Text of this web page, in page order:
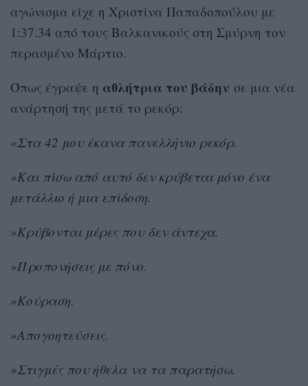
αγώνισμα είχε η Χριστίνα Παπαδοπούλου με
1:37.34 από τους Βαλκανικούς στη Σμύρνη τον
περασμένο Μάρτιο.
Όπως έγραψε η αθλήτρια του βάδην σε μια νέα
ανάρτησή της μετά το ρεκόρ:
«Στα 42 μου έκανα πανελλήνιο ρεκόρ.
»Και πίσω από αυτό δεν κρύβεται μόνο ένα
μετάλλιο ή μια επίδοση.
»Κρύβονται μέρες που δεν άντεχα.
»Προπονήσεις με πόνο.
»Κούραση.
»Απογοητεύσεις.
»Στιγμές που ήθελα να τα παρατήσω.